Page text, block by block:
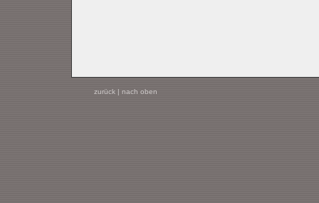
zurück| nach oben